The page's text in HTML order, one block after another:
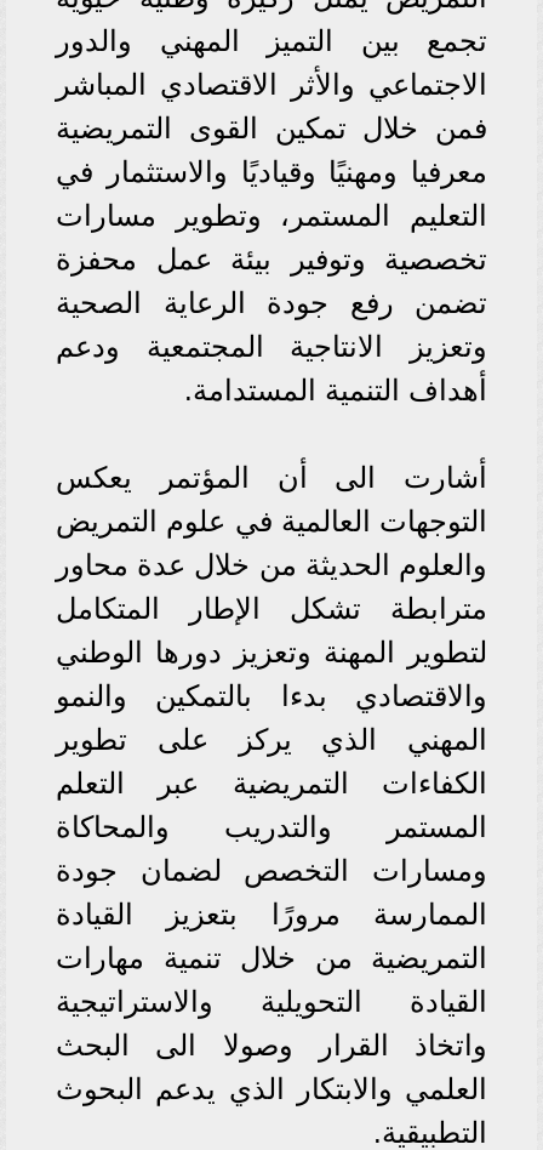
تجمع بين التميز المهني والدور
الاجتماعي والأثر الاقتصادي المباشر
فمن خلال تمكين القوى التمريضية
معرفيا ومهنيًا وقياديًا والاستثمار في
التعليم المستمر، وتطوير مسارات
تخصصية وتوفير بيئة عمل محفزة
تضمن رفع جودة الرعاية الصحية
وتعزيز الانتاجية المجتمعية ودعم
أهداف التنمية المستدامة.
أشارت الى أن المؤتمر يعكس
التوجهات العالمية في علوم التمريض
والعلوم الحديثة من خلال عدة محاور
مترابطة تشكل الإطار المتكامل
لتطوير المهنة وتعزيز دورها الوطني
والاقتصادي بدءا بالتمكين والنمو
المهني الذي يركز على تطوير
الكفاءات التمريضية عبر التعلم
المستمر والتدريب والمحاكاة
ومسارات التخصص لضمان جودة
الممارسة مرورًا بتعزيز القيادة
التمريضية من خلال تنمية مهارات
القيادة التحويلية والاستراتيجية
واتخاذ القرار وصولا الى البحث
العلمي والابتكار الذي يدعم البحوث
التطبيقية.